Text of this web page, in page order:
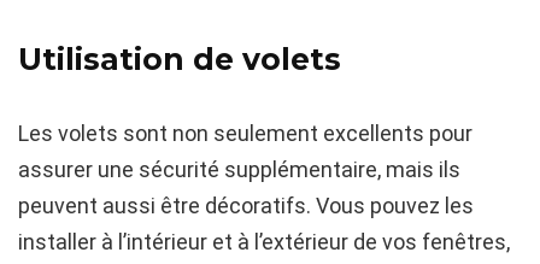
Utilisation de volets
Les volets sont non seulement excellents pour
assurer une sécurité supplémentaire, mais ils
peuvent aussi être décoratifs. Vous pouvez les
installer à l’intérieur et à l’extérieur de vos fenêtres,